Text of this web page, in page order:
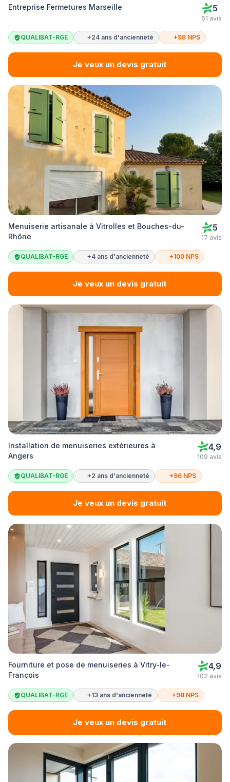
Entreprise Fermetures Marseille 5
51 avis
QUALIBAT-RGE +24 ans d'ancienneté +98 NPS
Je veux un devis gratuit
Menuiserie artisanale à Vitrolles et Bouches-du-
Rhône
5
17 avis
QUALIBAT-RGE +4 ans d'ancienneté +100 NPS
Je veux un devis gratuit
Installation de menuiseries extérieures à
Angers
4,9
109 avis
QUALIBAT-RGE +2 ans d'ancienneté +96 NPS
Je veux un devis gratuit
Fourniture et pose de menuiseries à Vitry-le-
François
4,9
102 avis
QUALIBAT-RGE +13 ans d'ancienneté +98 NPS
Je veux un devis gratuit